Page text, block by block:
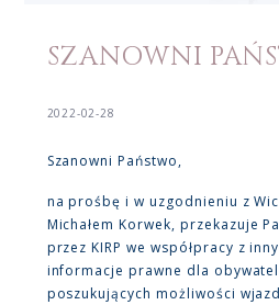
SZANOWNI
2022-02-28
Szanowni Państwo,
na prośbę i w uzgodnieniu z
Michałem Korwek, przekazuje
przez KIRP we współpracy z
informacje prawne dla
poszukujących możliwości